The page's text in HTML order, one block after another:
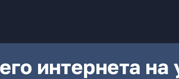
интернета на